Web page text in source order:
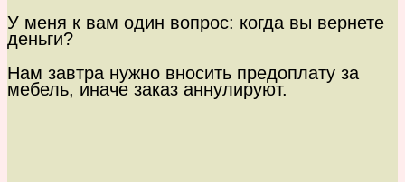
У меня к вам один вопрос: когда вы вернете
деньги?
Нам завтра нужно вносить предоплату за
мебель, иначе заказ аннулируют.